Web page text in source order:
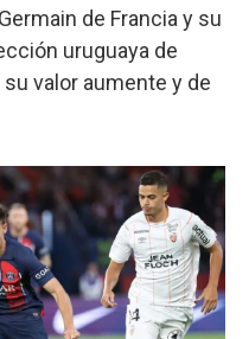
de Francia y su
uruguaya de
valor aumente y de